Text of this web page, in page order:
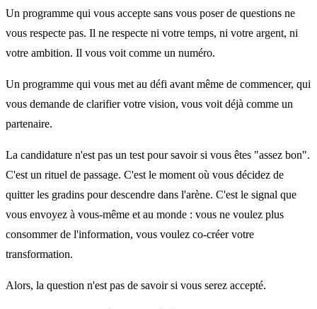
Un programme qui vous accepte sans vous poser de questions ne
vous respecte pas. Il ne respecte ni votre temps, ni votre argent, ni
votre ambition. Il vous voit comme un numéro.
Un programme qui vous met au défi avant même de commencer, qui
vous demande de clarifier votre vision, vous voit déjà comme un
partenaire.
La candidature n'est pas un test pour savoir si vous êtes "assez bon".
C'est un rituel de passage. C'est le moment où vous décidez de
quitter les gradins pour descendre dans l'arène. C'est le signal que
vous envoyez à vous-même et au monde : vous ne voulez plus
consommer de l'information, vous voulez co-créer votre
transformation.
Alors, la question n'est pas de savoir si vous serez accepté.